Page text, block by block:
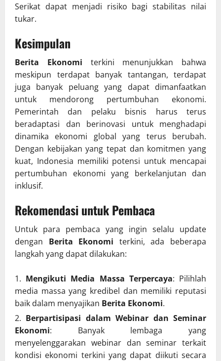
Serikat dapat menjadi risiko bagi stabilitas nilai
tukar.
Kesimpulan
Berita Ekonomi terkini menunjukkan bahwa
meskipun terdapat banyak tantangan, terdapat
juga banyak peluang yang dapat dimanfaatkan
untuk mendorong pertumbuhan ekonomi.
Pemerintah dan pelaku bisnis harus terus
beradaptasi dan berinovasi untuk menghadapi
dinamika ekonomi global yang terus berubah.
Dengan kebijakan yang tepat dan komitmen yang
kuat, Indonesia memiliki potensi untuk mencapai
pertumbuhan ekonomi yang berkelanjutan dan
inklusif.
Rekomendasi untuk Pembaca
Untuk para pembaca yang ingin selalu update
dengan Berita Ekonomi terkini, ada beberapa
langkah yang dapat dilakukan:
Mengikuti Media Massa Terpercaya: Pilihlah
media massa yang kredibel dan memiliki reputasi
baik dalam menyajikan Berita Ekonomi.
Berpartisipasi dalam Webinar dan Seminar
Ekonomi: Banyak lembaga yang
menyelenggarakan webinar dan seminar terkait
kondisi ekonomi terkini yang dapat diikuti secara